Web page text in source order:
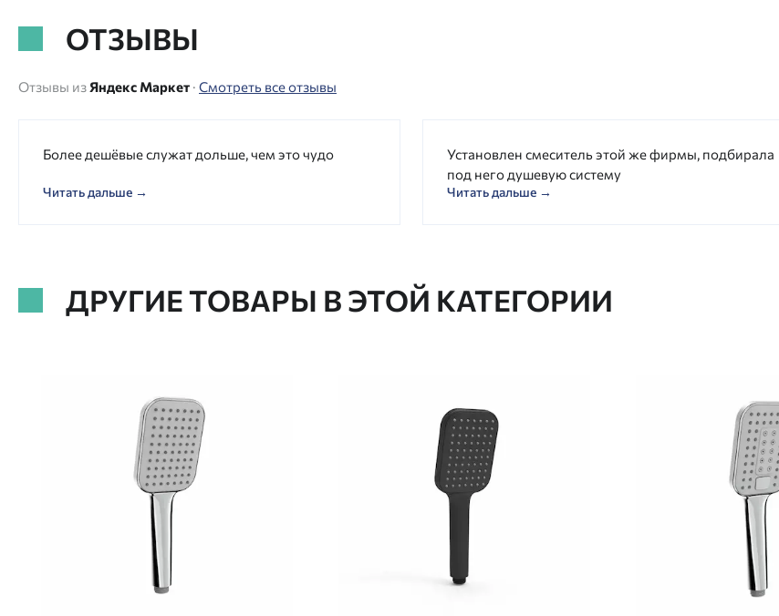
ОТЗЫВЫ
Отзывы из Яндекс Маркет · Смотреть все отзывы
Более дешёвые служат дольше, чем это чудо
Читать дальше →
Установлен смеситель этой же фирмы, подбирала
под него душевую систему
Читать дальше →
ДРУГИЕ ТОВАРЫ В ЭТОЙ КАТЕГОРИИ